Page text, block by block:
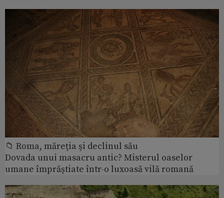
📁 Roma, măreţia şi declinul său
Dovada unui masacru antic? Misterul oaselor
umane împrăștiate într-o luxoasă vilă romană